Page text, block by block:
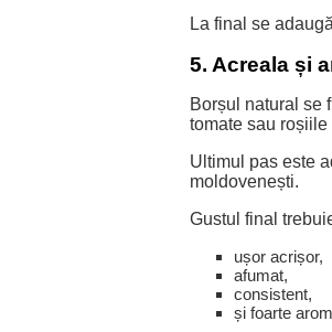
La final se
5. Acreala și
Borșul natural se
tomate sau
Ultimul pas este
moldovenești.
Gustul final
ușor acrișor,
afumat,
consistent,
și foarte